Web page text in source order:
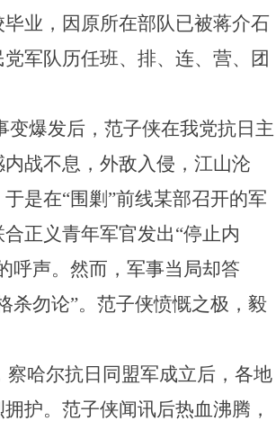
业，因原所在部队已被蒋介石
军队历任班、排、连、营、团
变爆发后，范子侠在我党抗日主
战不息，外敌入侵，江山沦
是在“围剿”前线某部召开的军
正义青年军官发出“停止内
呼声。然而，军事当局却答
杀勿论”。范子侠愤慨之极，毅
察哈尔抗日同盟军成立后，各地
护。范子侠闻讯后热血沸腾，